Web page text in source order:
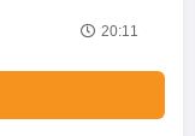
20:11